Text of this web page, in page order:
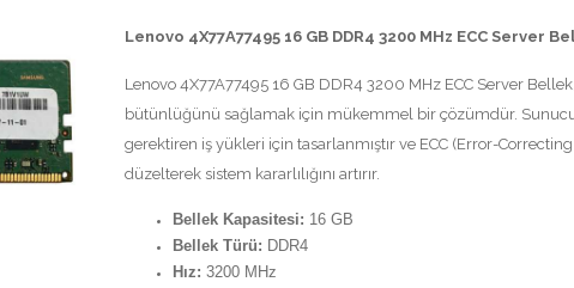
Lenovo 4X77A77495 16 GB DDR4 3200 MHz ECC Server
Lenovo 4X77A77495 16 GB DDR4 3200 MHz ECC Server
bütünlüğünü sağlamak için mükemmel bir çözümdür.
gerektiren iş yükleri için tasarlanmıştır ve ECC (Error-
düzelterek sistem kararlılığını artırır.
Bellek Kapasitesi: 16 GB
Bellek Türü: DDR4
Hız: 3200 MHz